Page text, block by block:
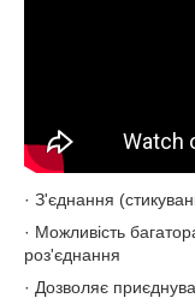
· З'єднання
· Можливість
роз'єднання
· Дозволяє